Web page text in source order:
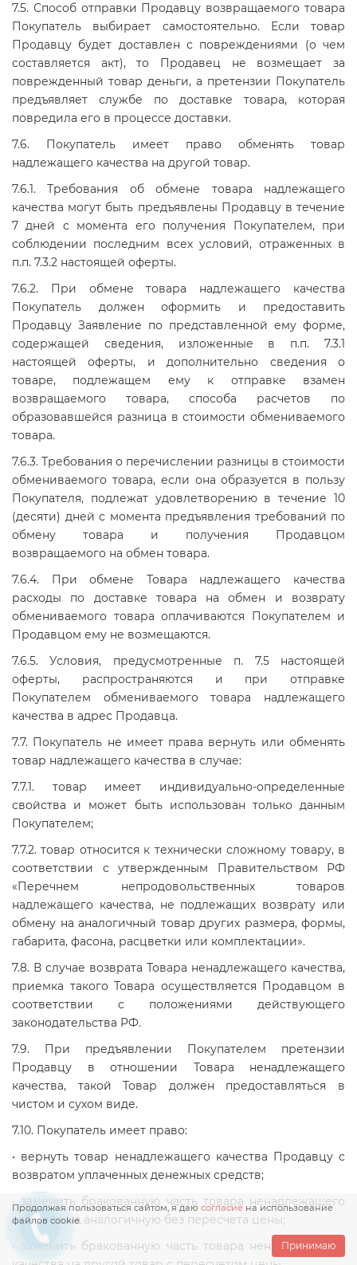
7.5. Способ отправки Продавцу возвращаемого товара
Покупатель выбирает самостоятельно. Если товар
Продавцу будет доставлен с повреждениями (о чем
составляется акт), то Продавец не возмещает за
поврежденный товар деньги, а претензии Покупатель
предъявляет службе по доставке товара, которая
повредила его в процессе доставки.
7.6. Покупатель имеет право обменять товар
надлежащего качества на другой товар.
7.6.1. Требования об обмене товара надлежащего
качества могут быть предъявлены Продавцу в течение
7 дней с момента его получения Покупателем, при
соблюдении последним всех условий, отраженных в
п.п. 7.3.2 настоящей оферты.
7.6.2. При обмене товара надлежащего качества
Покупатель должен оформить и предоставить
Продавцу Заявление по представленной ему форме,
содержащей сведения, изложенные в п.п. 7.3.1
настоящей оферты, и дополнительно сведения о
товаре, подлежащем ему к отправке взамен
возвращаемого товара, способа расчетов по
образовавшейся разница в стоимости обмениваемого
товара.
7.6.3. Требования о перечислении разницы в стоимости
обмениваемого товара, если она образуется в пользу
Покупателя, подлежат удовлетворению в течение 10
(десяти) дней с момента предъявления требований по
обмену товара и получения Продавцом
возвращаемого на обмен товара.
7.6.4. При обмене Товара надлежащего качества
расходы по доставке товара на обмен и возврату
обмениваемого товара оплачиваются Покупателем и
Продавцом ему не возмещаются.
7.6.5. Условия, предусмотренные п. 7.5 настоящей
оферты, распространяются и при отправке
Покупателем обмениваемого товара надлежащего
качества в адрес Продавца.
7.7. Покупатель не имеет права вернуть или обменять
товар надлежащего качества в случае:
7.7.1. товар имеет индивидуально-определенные
свойства и может быть использован только данным
Покупателем;
7.7.2. товар относится к технически сложному товару, в
соответствии с утвержденным Правительством РФ
«Перечнем непродовольственных товаров
надлежащего качества, не подлежащих возврату или
обмену на аналогичный товар других размера, формы,
габарита, фасона, расцветки или комплектации».
7.8. В случае возврата Товара ненадлежащего качества,
приемка такого Товара осуществляется Продавцом в
соответствии с положениями действующего
законодательства РФ.
7.9. При предъявлении Покупателем претензии
Продавцу в отношении Товара ненадлежащего
качества, такой Товар должен предоставляться в
чистом и сухом виде.
7.10. Покупатель имеет право:
• вернуть товар ненадлежащего качества Продавцу с
возвратом уплаченных денежных средств;
• заменить бракованную часть товара ненадлежащего
качества на аналогичную без пересчета цены;
• заменить бракованную часть товара ненадлежащего
Продолжая пользоваться сайтом, я даю согласие на использование
файлов cookie.
Принимаю